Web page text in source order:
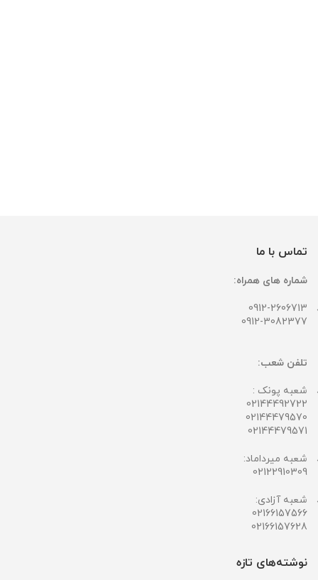
تماس با ما
شماره های همراه:
0912-2606713
0912-3082377
تلفن شعب:
شعبه پونک :
02144492722
02144479570
02144479571
شعبه میرداماد:
02122910309
شعبه آزادی:
02166157566
02166157628
نوشته‌های تازه